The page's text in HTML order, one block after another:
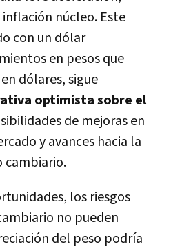
núcleo. Este
con un dólar
en pesos que
dólares, sigue
optimista sobre el
de mejoras en
y avances hacia la
cambiario.
los riesgos
no pueden
del peso podría